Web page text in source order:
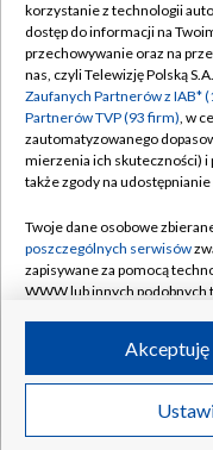
Abonament TVP
Emisja w TVP
Centrum informacji
Naziemna Telewizja
Rada Programowa
System NOS
Informacje o
Program dla prasy
Ogłoszenie
©2026
korzystanie z technologii
dostęp do informacji na
przechowywanie oraz na
nas, czyli Telewizję Polską
Zaufanych Partnerów z IAB*
Partnerów TVP (93 firm), w
zautomatyzowanego
mierzenia ich skuteczności) i
także zgody na
Twoje dane osobowe
poszczególnych serwisów
zapisywane za pomocą
WWW lub innych
ruchu w Internecie.
Twoje dane osobowe
poszczególnych serwisówna
Akceptuję